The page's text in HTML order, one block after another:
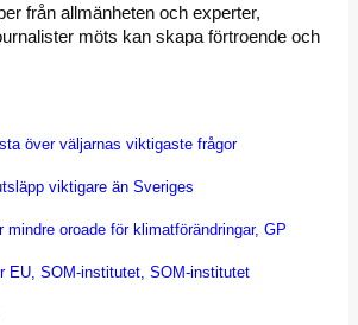
från allmänheten och experter,
möts kan skapa förtroende och
över väljarnas viktigaste frågor
viktigare än Sveriges
mindre oroade för klimatförändringar, GP
EU, SOM-institutet, SOM-institutet